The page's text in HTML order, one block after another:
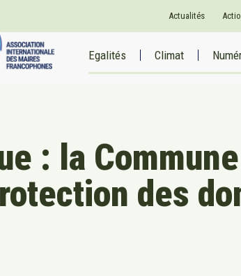
Actualités
Egalités Climat
: la
des